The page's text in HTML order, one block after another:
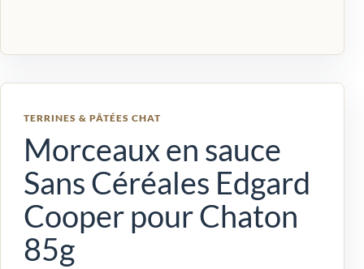
TERRINES & PÂTÉES CHAT
Morceaux en sauce
Sans Céréales Edgard
Cooper pour Chaton
85g